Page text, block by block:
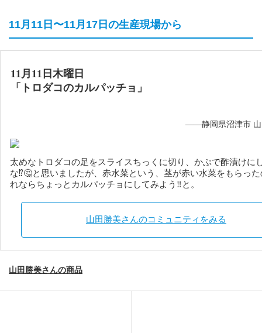
11月11日〜11月17日の生産現場から
11月11日木曜日
「トロダコのカルパッチョ」
——静岡県沼津市 山
太めなトロダコの足をスライスちっくに切り、かぶで酢漬けに
な⁉️🤔と思いましたが、赤水菜という、茎が赤い水菜をもらっ
れならちょっとカルパッチョにしてみよう‼️と。
山田勝美さんのコミュニティをみる
山田勝美さんの商品